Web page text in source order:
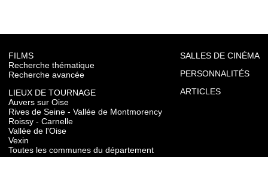
FILMS
Recherche thématique
Recherche avancée
LIEUX DE TOURNAGE
Auvers sur Oise
Rives de Seine - Vallée de Montmorency
Roissy - Carnelle
Vallée de l'Oise
Vexin
Toutes les communes du département
SALLES DE CINÉMA
PERSONNALITÉS
ARTICLES